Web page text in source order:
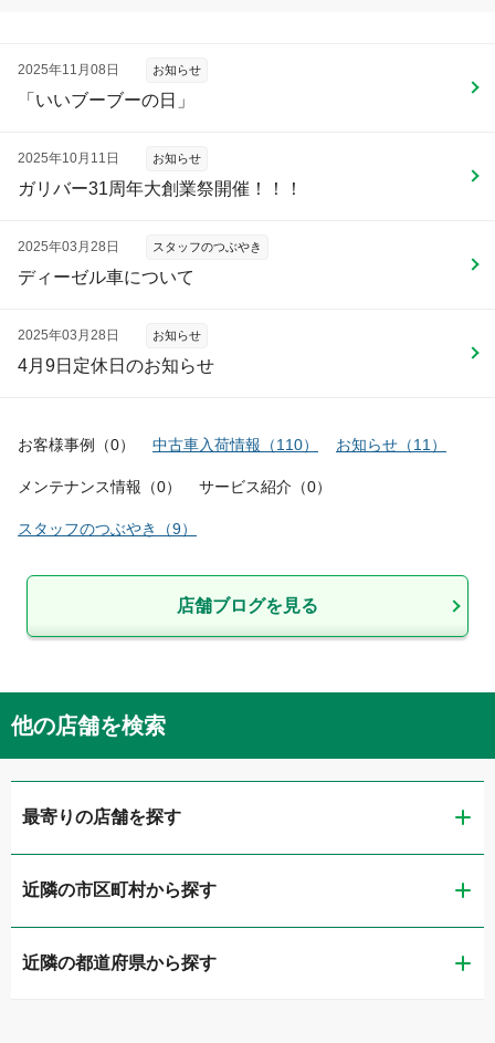
2025年11月08日 お知らせ
「いいブーブーの日」
2025年10月11日 お知らせ
ガリバー31周年大創業祭開催！！！
2025年03月28日 スタッフのつぶやき
ディーゼル車について
2025年03月28日 お知らせ
4月9日定休日のお知らせ
お客様事例 （0） 中古車入荷情報 （110） お知らせ （11 ）
メンテナンス情報 （0） サービス紹介 （0）
スタッフのつぶやき （9）
店舗ブログを見る
他の店舗を検索
最寄りの店舗を探す
LIBERALA リベラーラ千葉
ガリバー穴川インター店
近隣の市区町村から探す
千葉市稲毛区
近隣の都道府県から探す